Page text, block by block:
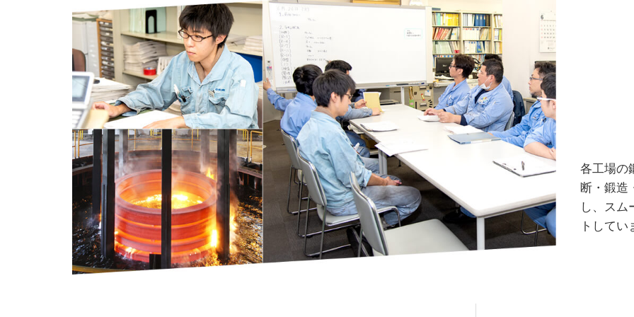
各工場の
断・鍛造
し、スム
トしてい